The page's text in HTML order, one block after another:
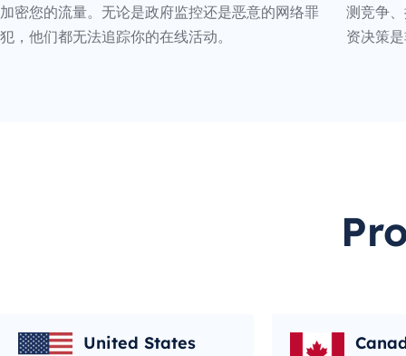
加密您的流量。无论是政府监控还是恶意的网络罪
犯，他们都无法追踪你的在线活动。
测竞争
资决策
United States